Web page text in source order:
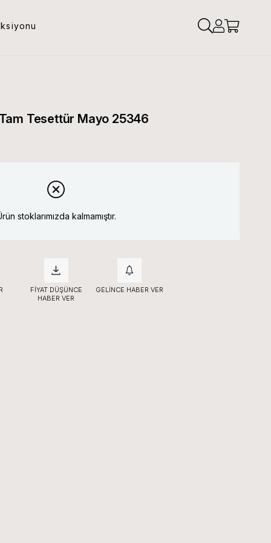
Tesettür Mayo 25346
stoklarımızda kalmamıştır.
FIYAT DÜŞÜNCE
HABER VER
GELINCE HABER VER